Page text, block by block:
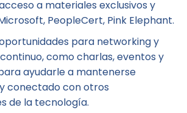
a materiales exclusivos y
PeopleCert, Pink Elephant.
para networking y
como charlas, eventos y
ayudarle a mantenerse
conectado con otros
de la tecnología.